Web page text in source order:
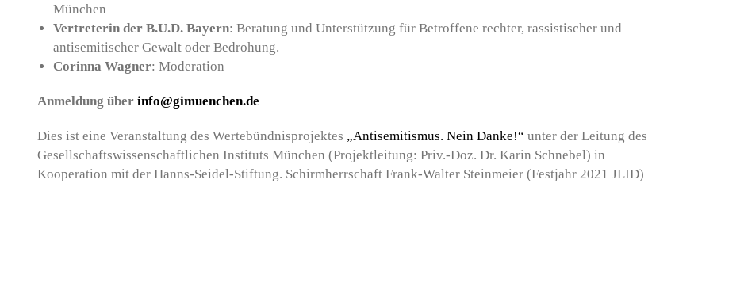
München
Vertreterin der B.U.D. Bayern: Beratung und Unterstützung für Betroffene rechter, rassistischer und
antisemitischer Gewalt oder Bedrohung.
Corinna Wagner: Moderation
Anmeldung über info@gimuenchen.de
Dies ist eine Veranstaltung des Wertebündnisprojektes „Antisemitismus. Nein Danke!“ unter der Leitung des
Gesellschaftswissenschaftlichen Instituts München (Projektleitung: Priv.-Doz. Dr. Karin Schnebel) in
Kooperation mit der Hanns-Seidel-Stiftung. Schirmherrschaft Frank-Walter Steinmeier (Festjahr 2021 JLID)